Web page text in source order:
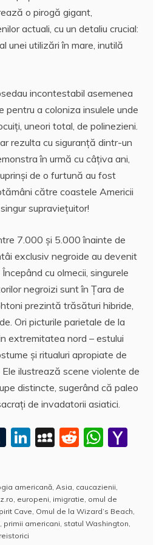
o pirogă gigant,
actuali, cu un detaliu crucial:
unei utilizări în mare, inutilă
incontestabil asemenea
pentru a coloniza insulele unde
uneori total, de polinezieni.
rezulta cu siguranţă dintr-un
în urmă cu câţiva ani,
de o furtună au fost
către coastele Americii
supravieţuitor!
7.000 şi 5.000 înainte de
exclusiv negroide au devenit
cu olmecii, singurele
negroizi sunt în Ţara de
prezintă trăsături hibride,
Ori picturile parietale de la
extremitatea nord – estului
şi ritualuri apropiate de
ilustrează scene violente de
distincte, sugerând că paleo
de invadatorii asiatici.
T
bl
r
Li
e
dI
n
M
p
a
c
R
di
t
W
s
A
p
o
M
americană Asia caucazienii
europeni imigratie omul de
Cave Omul de la Wizard’s Beach
primii americani statul Washington